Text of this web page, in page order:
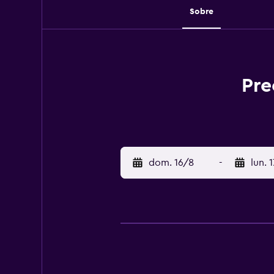
Sobre
dom. 16/8 - lun.